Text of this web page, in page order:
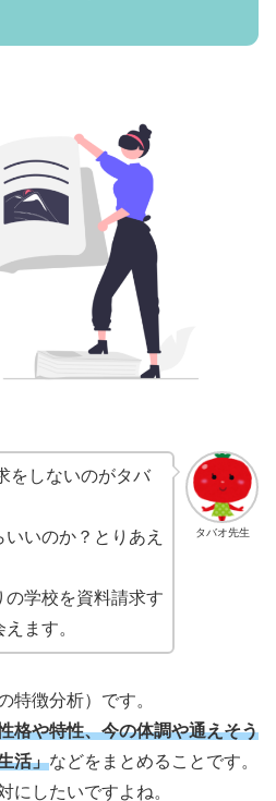
タバオ先生
しないのがタバ
いのか？とりあえ
学校を資料請求す
ます。
特徴分析）です。
格や特性、今の体調や通えそう
活」などをまとめることです。
にしたいですよね。